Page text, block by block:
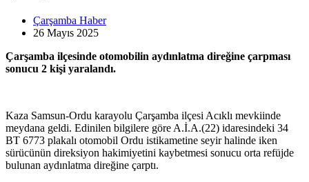
Çarşamba Haber
26 Mayıs 2025
Çarşamba ilçesinde otomobilin aydınlatma direğine çarpması
sonucu 2 kişi yaralandı.
Kaza Samsun-Ordu karayolu Çarşamba ilçesi Acıklı mevkiinde
meydana geldi. Edinilen bilgilere göre A.İ.A.(22) idaresindeki 34
BT 6773 plakalı otomobil Ordu istikametine seyir halinde iken
sürücünün direksiyon hakimiyetini kaybetmesi sonucu orta refüjde
bulunan aydınlatma direğine çarptı.